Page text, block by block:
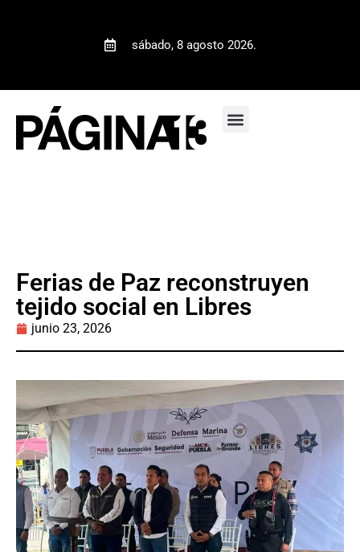
sábado, 8 agosto 2026.
Ferias de Paz reconstruyen
tejido social en Libres
junio 23, 2026